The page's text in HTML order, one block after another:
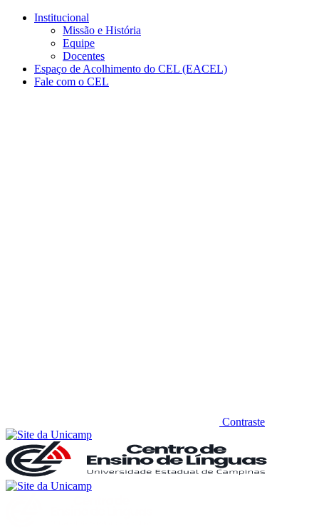
Página Inicial Centro de
Conteúdo principal
Institucional
Missão e História
Equipe
Docentes
Espaço de Acolhimento do CEL (EACEL)
Fale com o CEL
Contraste